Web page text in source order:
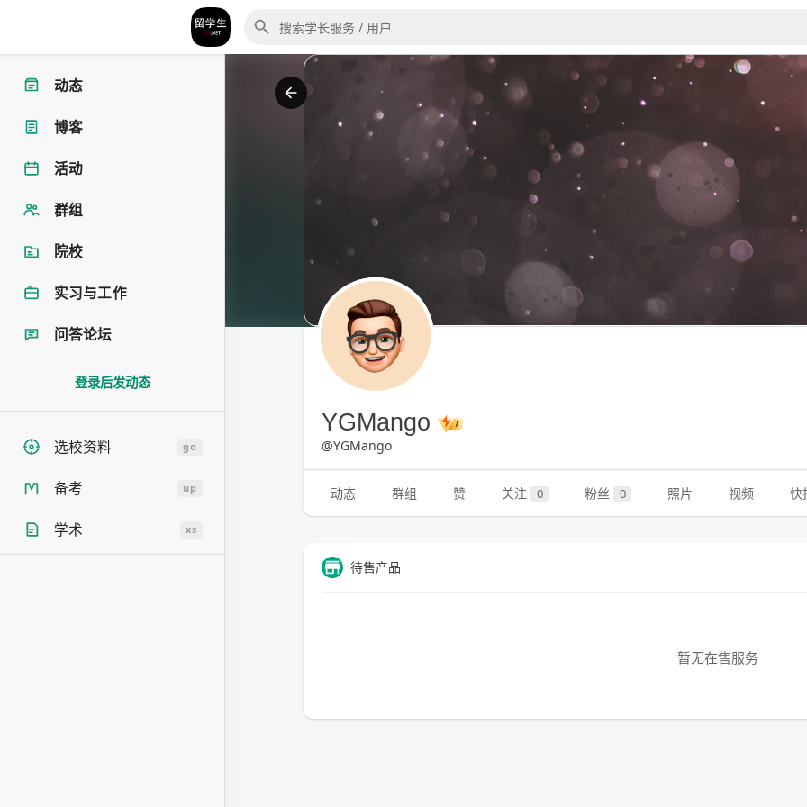
动态
博客
活动
群组
院校
实习与工作
问答论坛
登录后发动态
选校资料 go
备考 up
学术 xs
YGMango
@YGMango
动态 群组 赞 关注 0 粉丝 0 照片 视频 快
待售产品
暂无在售服务